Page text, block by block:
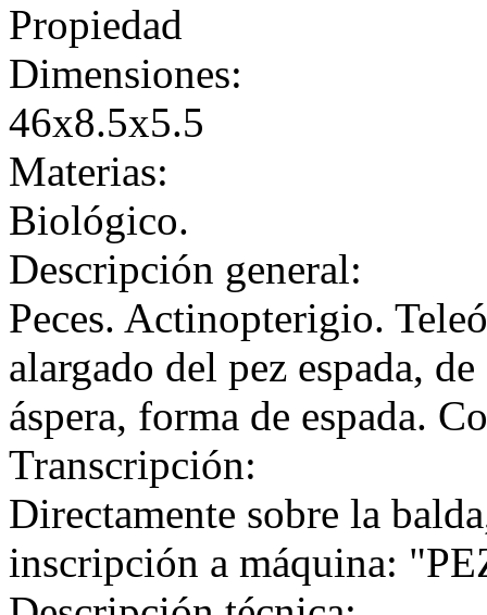
Propiedad
Dimensiones:
46x8.5x5.5
Materias:
Biológico.
Descripción general:
Peces. Actinopterigio.
alargado del pez espada,
áspera, forma de espada.
Transcripción:
Directamente sobre la
inscripción a máquina: